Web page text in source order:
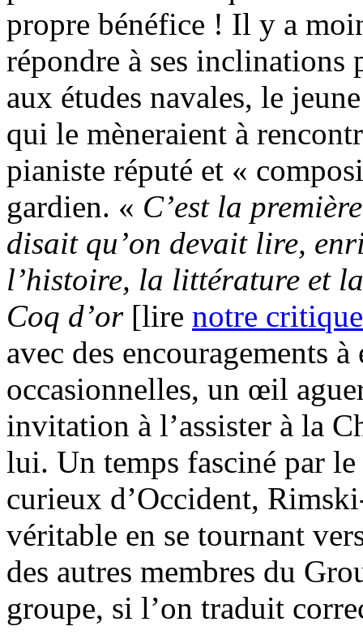
propre bénéfice ! Il y a
répondre à ses inclinations
aux études navales, le
qui le mèneraient à
pianiste réputé et «
gardien. « C’est la
disait qu’on devait lire,
l’histoire, la littérature et
Coq d’or[lire notre critique
avec des encouragements
occasionnelles, un œil
invitation à l’assister à la
lui. Un temps fasciné par
curieux d’Occident,
véritable en se tournant
des autres membres du
groupe, si l’on traduit